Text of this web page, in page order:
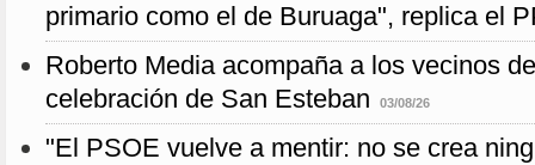
primario como el de Buruaga", replica el
Roberto Media acompaña a los vecinos
celebración de San Esteban
03/08/26
"El PSOE vuelve a mentir: no se crea